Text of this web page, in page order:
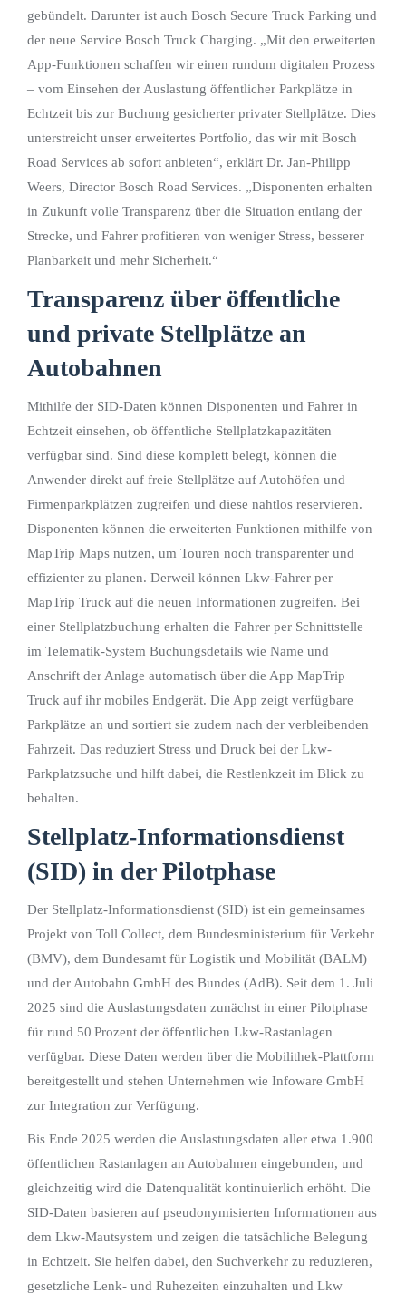
gebündelt. Darunter ist auch Bosch Secure Truck Parking und
der neue Service Bosch Truck Charging. „Mit den erweiterten
App-Funktionen schaffen wir einen rundum digitalen Prozess
– vom Einsehen der Auslastung öffentlicher Parkplätze in
Echtzeit bis zur Buchung gesicherter privater Stellplätze. Dies
unterstreicht unser erweitertes Portfolio, das wir mit Bosch
Road Services ab sofort anbieten“, erklärt Dr. Jan-Philipp
Weers, Director Bosch Road Services. „Disponenten erhalten
in Zukunft volle Transparenz über die Situation entlang der
Strecke, und Fahrer profitieren von weniger Stress, besserer
Planbarkeit und mehr Sicherheit.“
Transparenz über öffentliche
und private Stellplätze an
Autobahnen
Mithilfe der SID-Daten können Disponenten und Fahrer in
Echtzeit einsehen, ob öffentliche Stellplatzkapazitäten
verfügbar sind. Sind diese komplett belegt, können die
Anwender direkt auf freie Stellplätze auf Autohöfen und
Firmenparkplätzen zugreifen und diese nahtlos reservieren.
Disponenten können die erweiterten Funktionen mithilfe von
MapTrip Maps nutzen, um Touren noch transparenter und
effizienter zu planen. Derweil können Lkw-Fahrer per
MapTrip Truck auf die neuen Informationen zugreifen. Bei
einer Stellplatzbuchung erhalten die Fahrer per Schnittstelle
im Telematik-System Buchungsdetails wie Name und
Anschrift der Anlage automatisch über die App MapTrip
Truck auf ihr mobiles Endgerät. Die App zeigt verfügbare
Parkplätze an und sortiert sie zudem nach der verbleibenden
Fahrzeit. Das reduziert Stress und Druck bei der Lkw-
Parkplatzsuche und hilft dabei, die Restlenkzeit im Blick zu
behalten.
Stellplatz-Informationsdienst
(SID) in der Pilotphase
Der Stellplatz-Informationsdienst (SID) ist ein gemeinsames
Projekt von Toll Collect, dem Bundesministerium für Verkehr
(BMV), dem Bundesamt für Logistik und Mobilität (BALM)
und der Autobahn GmbH des Bundes (AdB). Seit dem 1. Juli
2025 sind die Auslastungsdaten zunächst in einer Pilotphase
für rund 50 Prozent der öffentlichen Lkw-Rastanlagen
verfügbar. Diese Daten werden über die Mobilithek-Plattform
bereitgestellt und stehen Unternehmen wie Infoware GmbH
zur Integration zur Verfügung.
Bis Ende 2025 werden die Auslastungsdaten aller etwa 1.900
öffentlichen Rastanlagen an Autobahnen eingebunden, und
gleichzeitig wird die Datenqualität kontinuierlich erhöht. Die
SID-Daten basieren auf pseudonymisierten Informationen aus
dem Lkw-Mautsystem und zeigen die tatsächliche Belegung
in Echtzeit. Sie helfen dabei, den Suchverkehr zu reduzieren,
gesetzliche Lenk- und Ruhezeiten einzuhalten und Lkw